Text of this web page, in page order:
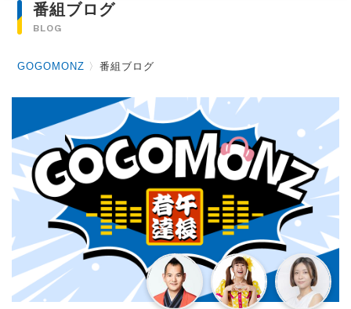
番組ブログ
BLOG
GOGOMONZ 〉番組ブログ